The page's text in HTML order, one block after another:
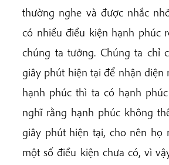
thường nghe và được nhắc
có nhiều điều kiện hạnh phúc
chúng ta tưởng. Chúng ta chỉ
giây phút hiện tại để nhận diện
hạnh phúc thì ta có hạnh
nghĩ rằng hạnh phúc không
giây phút hiện tại, cho nên họ
một số điều kiện chưa có, vì